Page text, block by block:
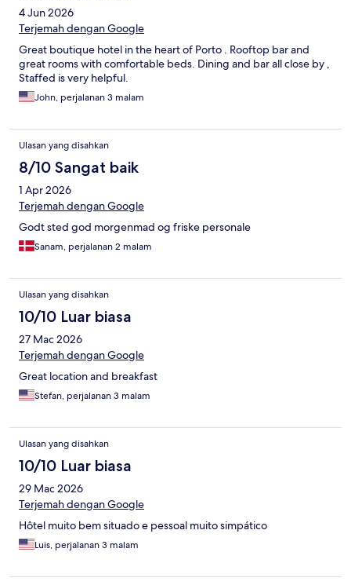
4 Jun 2026
Terjemah dengan Google
Great boutique hotel in the heart of Porto . Rooftop bar and
great rooms with comfortable beds. Dining and bar all close by ,
Staffed is very helpful.
John, perjalanan 3 malam
Ulasan yang disahkan
8/10 Sangat baik
1 Apr 2026
Terjemah dengan Google
Godt sted god morgenmad og friske personale
Sanam, perjalanan 2 malam
Ulasan yang disahkan
10/10 Luar biasa
27 Mac 2026
Terjemah dengan Google
Great location and breakfast
Stefan, perjalanan 3 malam
Ulasan yang disahkan
10/10 Luar biasa
29 Mac 2026
Terjemah dengan Google
Hôtel muito bem situado e pessoal muito simpático
Luis, perjalanan 3 malam